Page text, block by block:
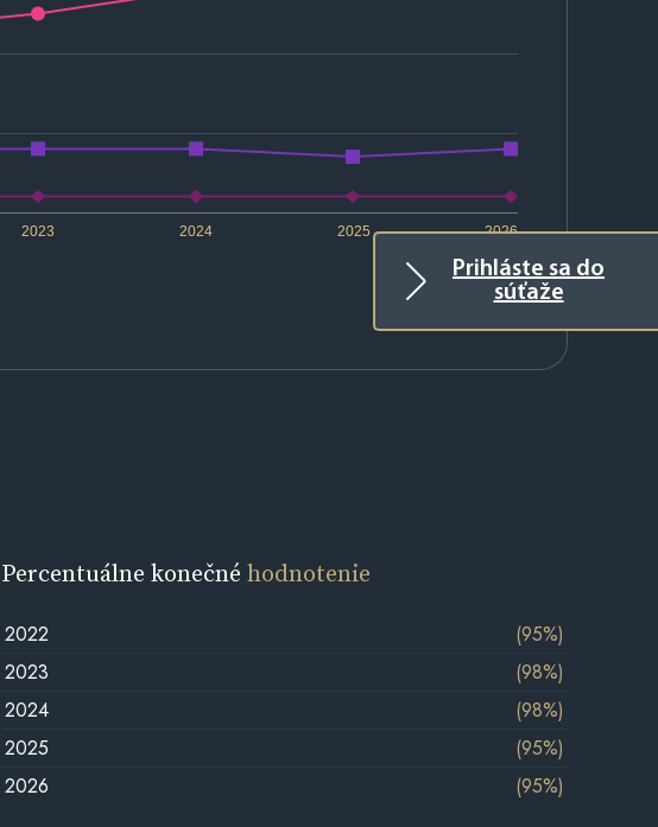
Prihláste sa do
súťaže
2023 2024 2025 2026
Percentuálne konečnéhodnotenie
2022
(95%)
2023
(98%)
2024
(98%)
2025
(95%)
2026
(95%)